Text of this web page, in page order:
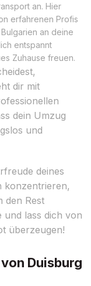
an. Hier
erfahrenen Profis
an deine
entspannt
Zuhause freuen.
dir mit
dein Umzug
und
deines
konzentrieren,
den Rest
und lass dich von
überzeugen!
Duisburg